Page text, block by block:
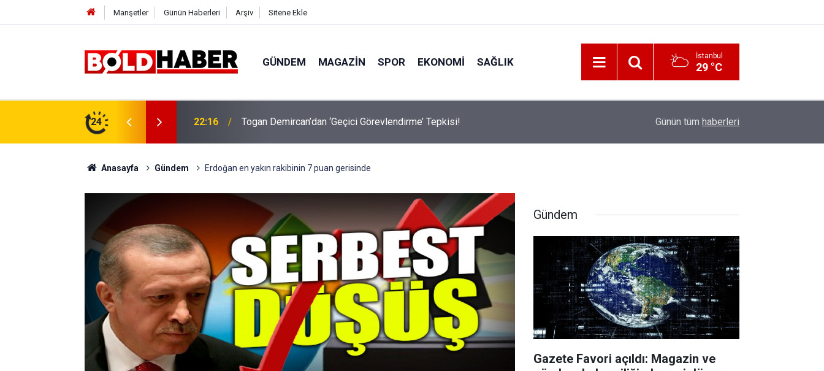
Manşetler Günün Haberleri Arşiv Sitene Ekle
GÜNDEM MAGAZIN SPOR EKONOMI SAĞLIK İstanbul
29 °C
24 19:32 Sıcak Havalarda Ödem Şikayetini Hafife Almayın! İzmir 112’de Kan Donduran İddialar!
Günün tüm haberleri
Anasayfa Gündem Erdoğan en yakın rakibinin 7 puan gerisinde
Gündem
Gazete Favori açıldı: Magazin ve